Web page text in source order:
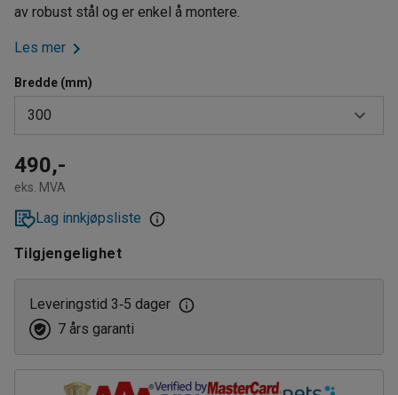
av robust stål og er enkel å montere.
Les mer
Bredde (mm)
300
300
600
800
900
1200
490,-
eks. MVA
Lag innkjøpsliste
Tilgjengelighet
Leveringstid 3‑5 dager
7 års garanti